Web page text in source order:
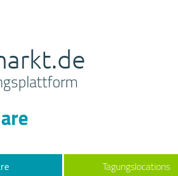
Tagungslocations